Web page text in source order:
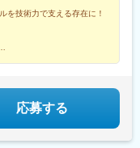
英賀保駅、網干駅、郡山
岡山駅前駅、備前一宮
山駅、湯田温泉駅、阿
駅、三条駅(香川県)、伏
知県)、南行橋駅、行橋
諫早駅、島原港駅、道ノ
西村駅、鶴崎駅、上臼杵
武駅、高見橋駅、錦江
水駅、苗穂駅、琴似駅(札
県／岡山県／山口県／
沖縄福岡県（福岡市・北
県／宮崎県／鹿児島県
します（基本同じエリア
煙
南駅、六名駅、東松阪
神駅、くいな橋駅、和田
園駅、東福山駅、松江
成駅、鎌田駅、薊野
)、鍋島駅、住吉駅(長崎
師前駅、港南中央駅、江
南鹿児島駅、蔵前駅、東
を技術力で支える存在に！
ばれてきた厨房機器。
魅せるキッチン』。
応募する